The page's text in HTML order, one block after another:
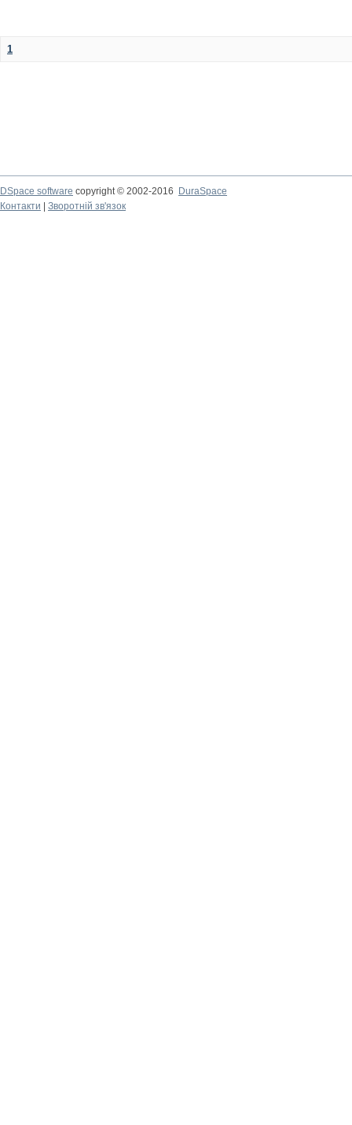
1
DSpace software copyright © 2002-2016
DuraSpace
Контакти
Зворотній зв'язок